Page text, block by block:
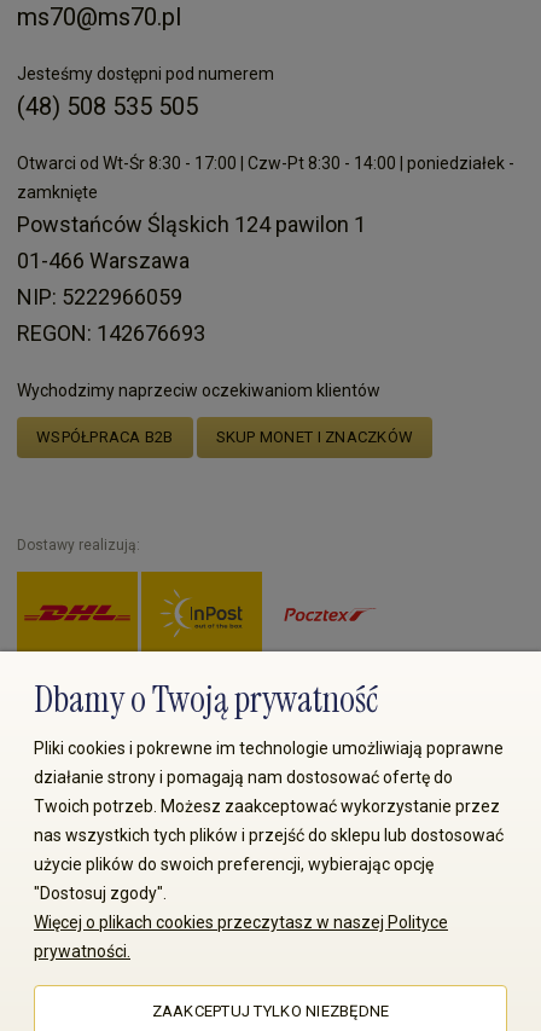
ms70@ms70.pl
Jesteśmy dostępni pod numerem
(48) 508 535 505
Otwarci od Wt-Śr 8:30 - 17:00 | Czw-Pt 8:30 - 14:00 | poniedziałek -
zamknięte
Powstańców Śląskich 124 pawilon 1
01-466 Warszawa
NIP: 5222966059
REGON: 142676693
Wychodzimy naprzeciw oczekiwaniom klientów
WSPÓŁPRACA B2B SKUP MONET I ZNACZKÓW
Dostawy realizują:
Zapłać przez:
© 2008-2026 MS70.pl / Ms70 Sp. z o.o. Wszelkie prawa
zastrzeżone. Kopiowanie treści i zdjęć bez zgody właściciela
Dbamy o Twoją prywatność
Pliki cookies i pokrewne im technologie umożliwiają poprawne
działanie strony i pomagają nam dostosować ofertę do
Twoich potrzeb. Możesz zaakceptować wykorzystanie przez
nas wszystkich tych plików i przejść do sklepu lub dostosować
użycie plików do swoich preferencji, wybierając opcję
"Dostosuj zgody".
Więcej o plikach cookies przeczytasz w naszej Polityce
prywatności.
ZAAKCEPTUJ TYLKO NIEZBĘDNE